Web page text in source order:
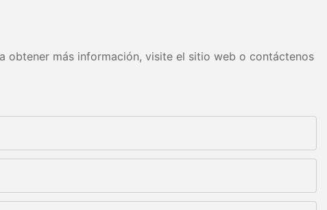
obtener más información, visite el sitio web o contáctenos